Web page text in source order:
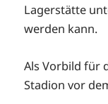
Lagerstätte
werden kann.
Als Vorbild für
Stadion vor